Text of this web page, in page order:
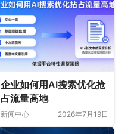
企业如何用AI搜索优化抢
占流量高地
新闻中心 2026年7月19日